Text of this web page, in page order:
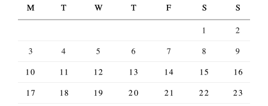
M
T W T F S
S
1
2
3
4 5 6 7 8
9
10
11 12 13 14 15
16
17
18 19 20 21 22
23